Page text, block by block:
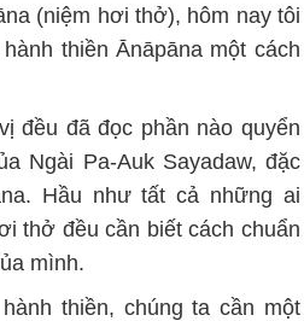
(niệm hơi thở), hôm nay tôi
thiền Ānāpāna một cách
đều đã đọc phần nào quyển
Ngài Pa-Auk Sayadaw, đặc
Hầu như tất cả những ai
thở đều cần biết cách chuẩn
mình.
thiền, chúng ta cần một